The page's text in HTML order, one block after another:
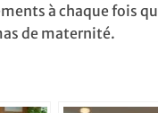
à chaque fois
de maternité.